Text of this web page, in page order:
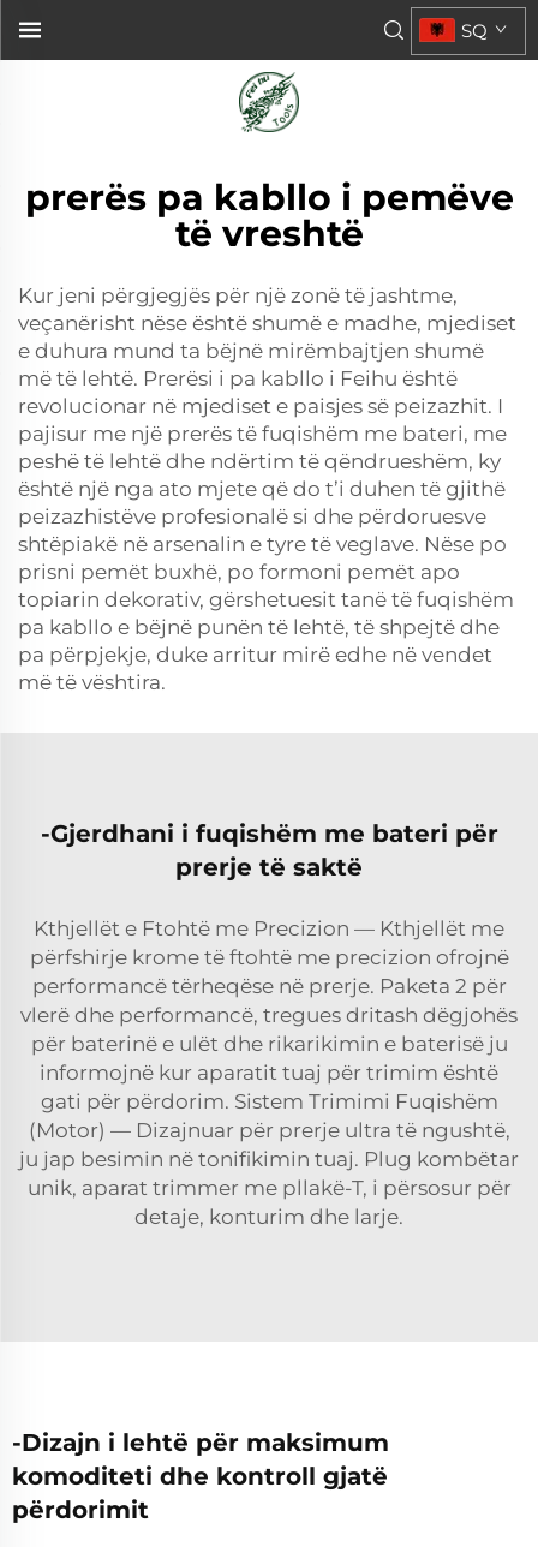
SQ
prerës pa kabllo i pemëve
të vreshtë
Kur jeni përgjegjës për një zonë të jashtme,
veçanërisht nëse është shumë e madhe, mjediset
e duhura mund ta bëjnë mirëmbajtjen shumë
më të lehtë. Prerësi i pa kabllo i Feihu është
revolucionar në mjediset e paisjes së peizazhit. I
pajisur me një prerës të fuqishëm me bateri, me
peshë të lehtë dhe ndërtim të qëndrueshëm, ky
është një nga ato mjete që do t’i duhen të gjithë
peizazhistëve profesionalë si dhe përdoruesve
shtëpiakë në arsenalin e tyre të veglave. Nëse po
prisni pemët buxhë, po formoni pemët apo
topiarin dekorativ, gërshetuesit tanë të fuqishëm
pa kabllo e bëjnë punën të lehtë, të shpejtë dhe
pa përpjekje, duke arritur mirë edhe në vendet
më të vështira.
-Gjerdhani i fuqishëm me bateri për
prerje të saktë
Kthjellët e Ftohtë me Precizion — Kthjellët me
përfshirje krome të ftohtë me precizion ofrojnë
performancë tërheqëse në prerje. Paketa 2 për
vlerë dhe performancë, tregues dritash dëgjohës
për baterinë e ulët dhe rikarikimin e baterisë ju
informojnë kur aparatit tuaj për trimim është
gati për përdorim. Sistem Trimimi Fuqishëm
(Motor) — Dizajnuar për prerje ultra të ngushtë,
ju jap besimin në tonifikimin tuaj. Plug kombëtar
unik, aparat trimmer me pllakë-T, i përsosur për
detaje, konturim dhe larje.
-Dizajn i lehtë për maksimum
komoditeti dhe kontroll gjatë
përdorimit